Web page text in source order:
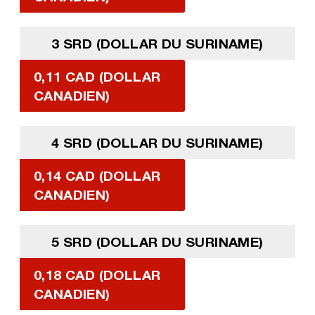
3 SRD (DOLLAR DU SURINAME)
0,11 CAD (DOLLAR
CANADIEN)
4 SRD (DOLLAR DU SURINAME)
0,14 CAD (DOLLAR
CANADIEN)
5 SRD (DOLLAR DU SURINAME)
0,18 CAD (DOLLAR
CANADIEN)